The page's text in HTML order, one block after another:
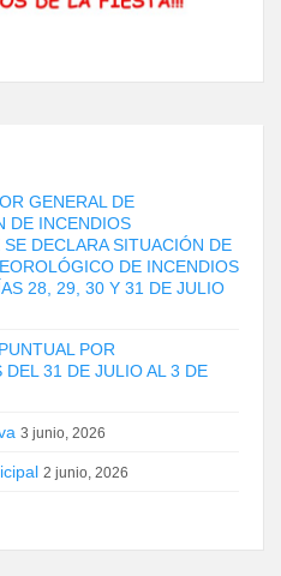
GENERAL DE
DE INCENDIOS
DECLARA SITUACIÓN DE
DE INCENDIOS
28, 29, 30 Y 31 DE JULIO
POR
31 DE JULIO AL 3 DE
3 junio, 2026
2 junio, 2026